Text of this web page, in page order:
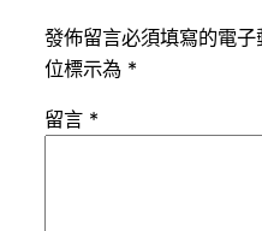
發佈留言必須填寫的電子
位標示為 *
留言 *